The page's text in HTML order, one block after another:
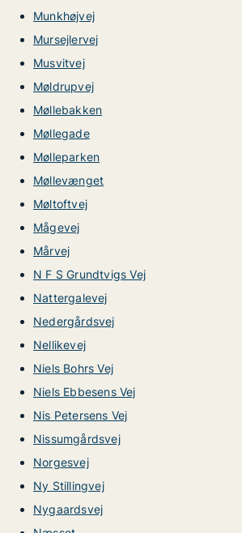
Munkhøjvej
Mursejlervej
Musvitvej
Møldrupvej
Møllebakken
Møllegade
Mølleparken
Møllevænget
Møltoftvej
Mågevej
Mårvej
N F S Grundtvigs Vej
Nattergalevej
Nedergårdsvej
Nellikevej
Niels Bohrs Vej
Niels Ebbesens Vej
Nis Petersens Vej
Nissumgårdsvej
Norgesvej
Ny Stillingvej
Nygaardsvej